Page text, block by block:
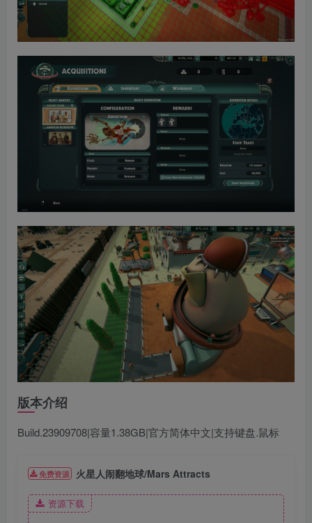
版本介绍
Build.23909708|容量1.38GB|官方简体中文|支持键盘.鼠标
免费资源 火星人闹翻地球/Mars Attracts
资源下载